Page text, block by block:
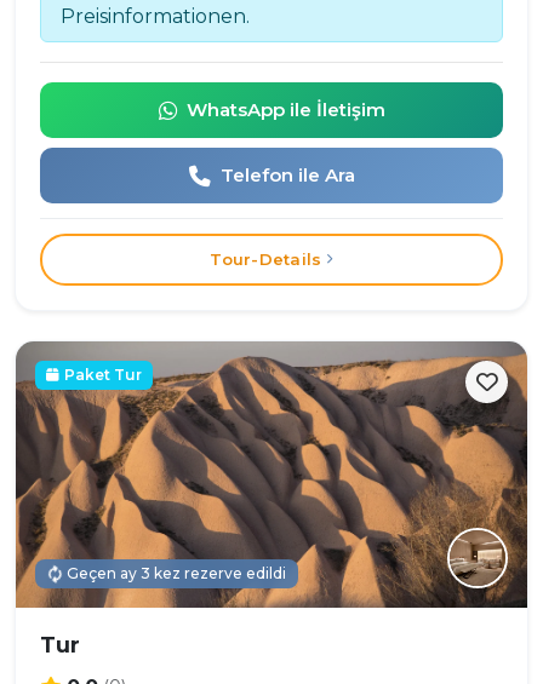
Preisinformationen.
WhatsApp ile İletişim
Telefon ile Ara
Tour-Details
Paket Tur
Geçen ay 3 kez rezerve edildi
Tur